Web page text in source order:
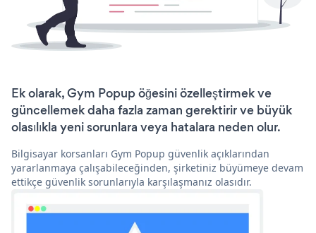
Ek olarak, Gym Popup öğesini özelleştirmek ve
güncellemek daha fazla zaman gerektirir ve büyük
olasılıkla yeni sorunlara veya hatalara neden olur.
Bilgisayar korsanları Gym Popup güvenlik açıklarından
yararlanmaya çalışabileceğinden, şirketiniz büyümeye devam
ettikçe güvenlik sorunlarıyla karşılaşmanız olasıdır.